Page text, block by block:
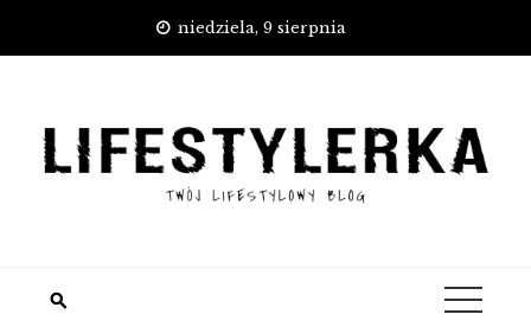
niedziela, 9 sierpnia